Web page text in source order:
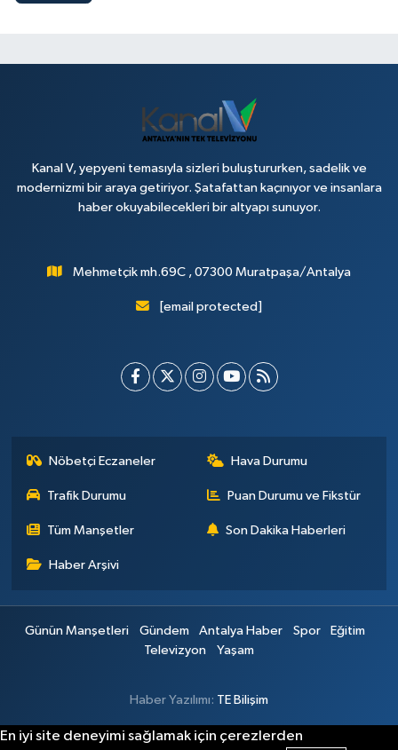
Kanal V, yepyeni temasıyla sizleri buluştururken, sadelik ve
modernizmi bir araya getiriyor. Şatafattan kaçınıyor ve insanlara
haber okuyabilecekleri bir altyapı sunuyor.
Mehmetçik mh.69C , 07300 Muratpaşa/Antalya
[email protected]
Nöbetçi Eczaneler Hava Durumu
Trafik Durumu Puan Durumu ve Fikstür
Tüm Manşetler Son Dakika Haberleri
Haber Arşivi
Günün Manşetleri Gündem Antalya Haber Spor
Eğitim
Televizyon
Yaşam
Haber Yazılımı: TE Bilişim
En iyi site deneyimi sağlamak için çerezlerden